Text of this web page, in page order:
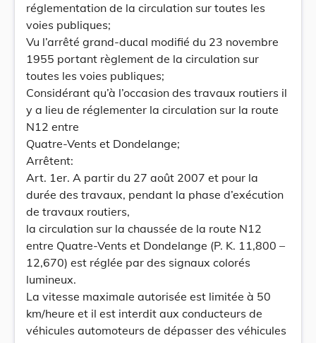
réglementation de la circulation sur toutes les
voies publiques;
Vu l’arrêté grand-ducal modifié du 23 novembre
1955 portant règlement de la circulation sur
toutes les voies publiques;
Considérant qu’à l’occasion des travaux routiers il
y a lieu de réglementer la circulation sur la route
N12 entre
Quatre-Vents et Dondelange;
Arrêtent:
Art. 1er. A partir du 27 août 2007 et pour la
durée des travaux, pendant la phase d’exécution
de travaux routiers,
la circulation sur la chaussée de la route N12
entre Quatre-Vents et Dondelange (P. K. 11,800 –
12,670) est réglée par des signaux colorés
lumineux.
La vitesse maximale autorisée est limitée à 50
km/heure et il est interdit aux conducteurs de
véhicules automoteurs de dépasser des véhicules